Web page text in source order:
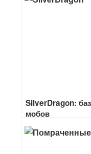
SilverDragon:
мобов